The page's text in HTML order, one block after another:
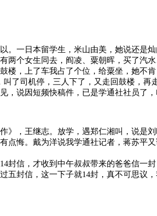
。一日本留学生，米山由美，她说还是
两个女生同去，阎凌、粟朝晖，买了汽
楼，上了车我占了个位，给粟坐，她不
了司机停，三人下了，又走回鼓楼，
，说因短频快稿件，已是学通社社员了，
》，王继志。放学，遇郑仁湘叫，说
点悔。戴为洋说我学通社记者，蒋苏平
封信，才收到中午叔叔带来的爸爸信一
五封信，这一下子就14封，真不可思议